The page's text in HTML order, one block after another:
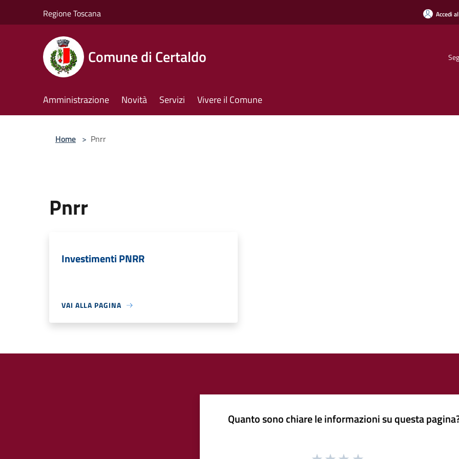
Regione Toscana Accedi
Comune di Certaldo
Amministrazione Novità Servizi Vivere il Comune
Home > Pnrr
Pnrr
Investimenti PNRR
VAI ALLA PAGINA
Quanto sono chiare le informazioni su questa